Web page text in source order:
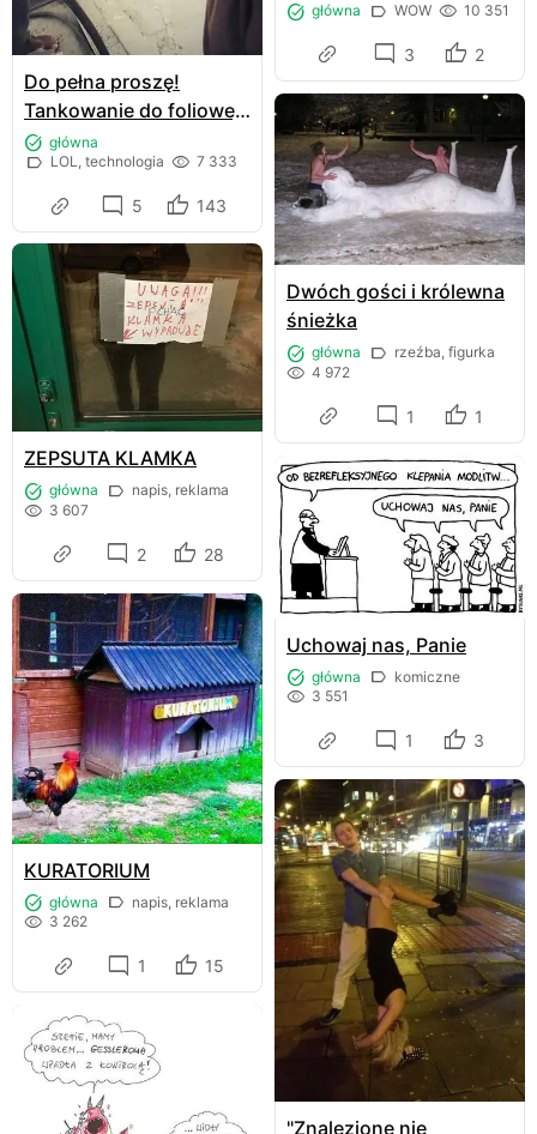
główna WOW 10 351
3 2
Do pełna proszę!
Tankowanie do foliowej
zrywki
główna
LOL, technologia
7 333
5 143
Dwóch gości i królewna
śnieżka
główna
rzeźba, figurka
4 972
1 1
ZEPSUTA KLAMKA
główna
napis, reklama
3 607
2 28
Uchowaj nas, Panie
główna
komiczne
3 551
1 3
KURATORIUM
główna
napis, reklama
3 262
1 15
"Znalezione nie